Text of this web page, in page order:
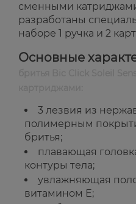
сменными
разработаны
наборе 1 ручка и 2
Основные
3 лезвия из
полимерным
бритья;
плавающая
контуры тела;
увлажняющая
витамином Е;